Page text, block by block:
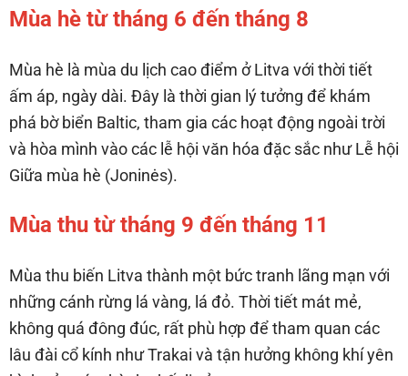
Mùa hè từ tháng 6 đến tháng 8
Mùa hè là mùa du lịch cao điểm ở Litva với thời tiết
ấm áp, ngày dài. Đây là thời gian lý tưởng để khám
phá bờ biển Baltic, tham gia các hoạt động ngoài trời
và hòa mình vào các lễ hội văn hóa đặc sắc như Lễ hội
Giữa mùa hè (Joninės).
Mùa thu từ tháng 9 đến tháng 11
Mùa thu biến Litva thành một bức tranh lãng mạn với
những cánh rừng lá vàng, lá đỏ. Thời tiết mát mẻ,
không quá đông đúc, rất phù hợp để tham quan các
lâu đài cổ kính như Trakai và tận hưởng không khí yên